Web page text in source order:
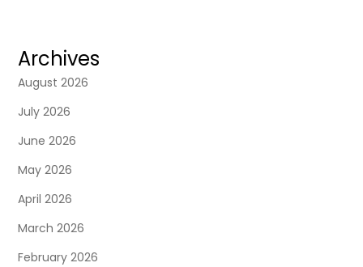
Archives
August 2026
July 2026
June 2026
May 2026
April 2026
March 2026
February 2026